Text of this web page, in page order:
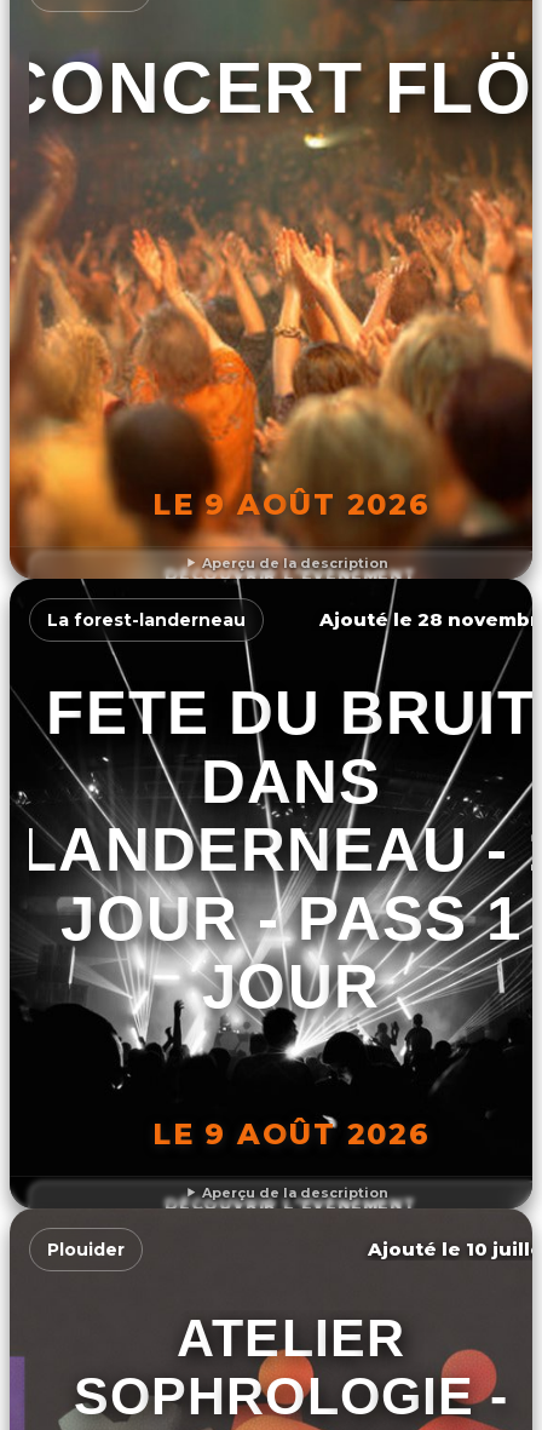
Aperçu de la description
LE 9 AOÛT 2026
DÉCOUVRIR L'ÉVÉNEMENT
Aperçu de la description
La forest-landerneau Ajouté le 28
FETE DU BRUIT
DANS
LANDERNEAU -
JOUR - PASS 1
JOUR
LE 9 AOÛT 2026
DÉCOUVRIR L'ÉVÉNEMENT
Plouider Ajouté le 10
ATELIER
SOPHROLOGIE -